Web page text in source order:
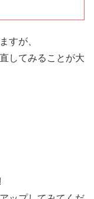
すが、
してみることが大